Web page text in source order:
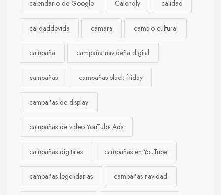
calendario de Google Calendly calidad
calidaddevida cámara cambio cultural
campaña campaña navideña digital
campañas campañas black friday
campañas de display
campañas de video YouTube Ads
campañas digitales campañas en YouTube
campañas legendarias campañas navidad